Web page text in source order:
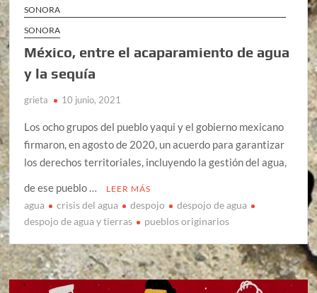
SONORA
SONORA
México, entre el acaparamiento de agua
y la sequía
grieta 10 junio, 2021
Los ocho grupos del pueblo yaqui y el gobierno mexicano
firmaron, en agosto de 2020, un acuerdo para garantizar
los derechos territoriales, incluyendo la gestión del agua,
de ese pueblo …
LEER MÁS
agua crisis del agua despojo
despojo de agua
despojo de agua y tierras
pueblos originarios